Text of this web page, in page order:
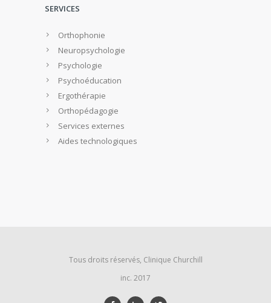
SERVICES
Orthophonie
Neuropsychologie
Psychologie
Psychoéducation
Ergothérapie
Orthopédagogie
Services externes
Aides technologiques
Tous droits réservés, Clinique Churchill
inc. 2017